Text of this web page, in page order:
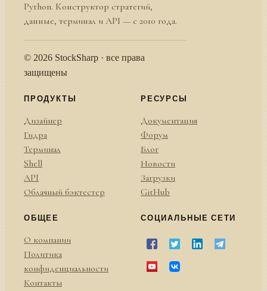
Python. Конструктор стратегий,
данные, терминал и API — с 2010 года.
© 2026 StockSharp · все права
защищены
ПРОДУКТЫ
Дизайнер
Гидра
Терминал
Shell
API
Облачный бэктестер
РЕСУРСЫ
Документация
Форум
Блог
Новости
Загрузки
GitHub
ОБЩЕЕ
О компании
Политика
конфиденциальности
Контакты
СОЦИАЛЬНЫЕ СЕТИ